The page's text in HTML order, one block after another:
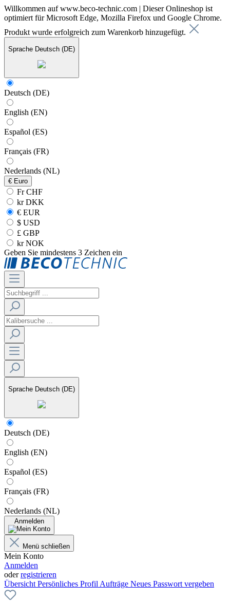
Willkommen auf www.beco-technic.com | Dieser Onlineshop ist
optimiert für Microsoft Edge, Mozilla Firefox und Google Chrome.
Produkt wurde erfolgreich zum Warenkorb hinzugefügt.
Sprache Deutsch (DE)
Deutsch (DE)
English (EN)
Español (ES)
Français (FR)
Nederlands (NL)
€ Euro
Fr CHF
kr DKK
€ EUR
$ USD
£ GBP
kr NOK
Geben Sie mindestens 3 Zeichen ein
Sprache Deutsch (DE)
Deutsch (DE)
English (EN)
Español (ES)
Français (FR)
Nederlands (NL)
Anmelden
Menü schließen
Mein Konto
Anmelden
oderregistrieren
Übersicht Persönliches Profil Aufträge Neues Passwort vergeben